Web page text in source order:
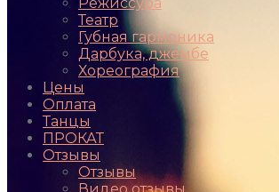
Театр
Губная гармоника
Дарбука, джембе
Хореография
Цены
Оплата
Танцы
ПРОКАТ
Отзывы
Отзывы